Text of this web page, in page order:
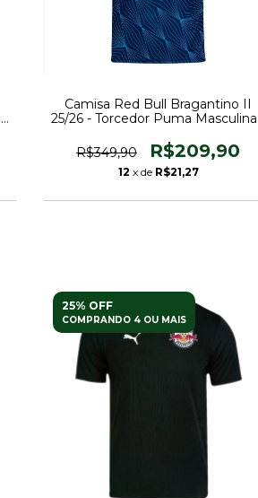
Camisa Red Bull Bragantino II
25/26 - Torcedor Puma
R$349,90
R$209,90
12 x de R$21,27
25% OFF
COMPRANDO 4 OU MAIS